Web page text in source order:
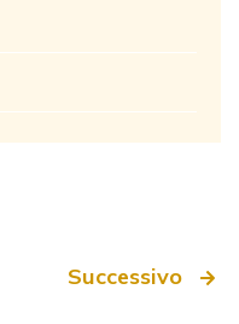
Successivo